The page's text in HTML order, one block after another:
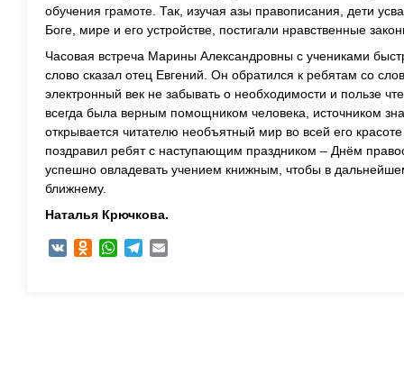
обучения грамоте. Так, изучая азы правописания, дети
Боге, мире и его устройстве, постигали нравственные
Часовая встреча Марины Александровны с учениками
слово сказал отец Евгений. Он обратился к ребятам со
электронный век не забывать о необходимости и пользе
всегда была верным помощником человека, источником
открывается читателю необъятный мир во всей его
поздравил ребят с наступающим праздником – Днём
успешно овладевать учением книжным, чтобы в
ближнему.
Наталья Крючкова.
VK Odnoklassniki
WhatsAppTelegram